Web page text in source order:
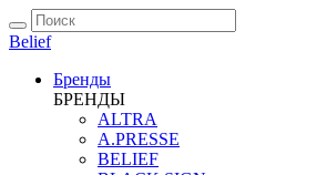
Belief
Бренды
БРЕНДЫ
ALTRA
A.PRESSE
BELIEF